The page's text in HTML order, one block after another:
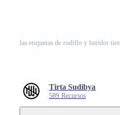
Tirta Sudibya
589 Recursos